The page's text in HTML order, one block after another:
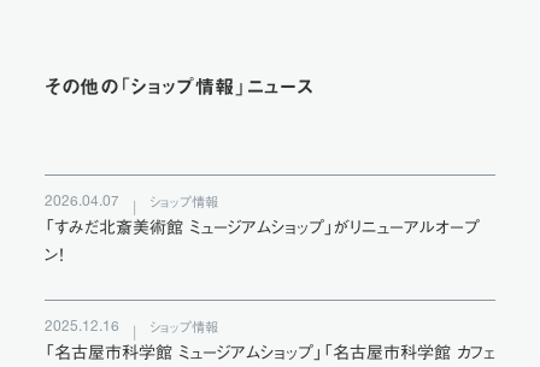
その他の「ショップ情報」ニュース
2026.04.07 ショップ情報
「すみだ北斎美術館 ミュージアムショップ」がリニューアルオープ
ン！
2025.12.16 ショップ情報
「名古屋市科学館 ミュージアムショップ」「名古屋市科学館 カフェ